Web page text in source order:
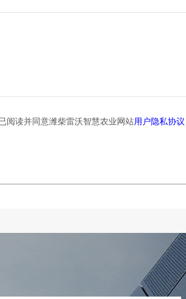
阅读并同意潍柴雷沃智慧农业网站用户隐私协议